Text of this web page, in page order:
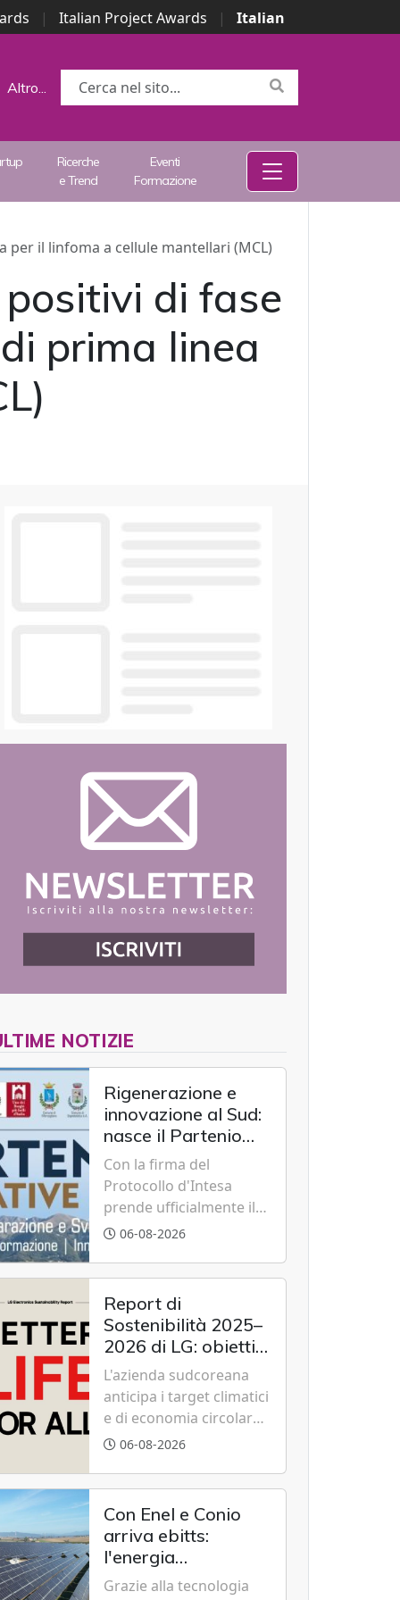
| Italian Project Awards |
Italian
Altro...
Ricerche
e Trend
Eventi
Formazione
per il linfoma a cellule mantellari (MCL)
di fase
prima linea
NOTIZIE
Rigenerazione e
innovazione al Sud:
nasce il Partenio
Creative Hub per il
rilancio del
territorio
Con la firma del
Protocollo d'Intesa
prende ufficialmente il
via il recupero dell'ex
modello di partenariato
pubblico-privato e a una
rete di partner strategici
d'eccellenza.
06-08-2026
Report di
Sostenibilità 2025–
2026 di LG: obiettivi
2030 raggiunti con
cinque anni
d'anticipo
L'azienda sudcoreana
anticipa i target climatici
e di economia circolare,
confermando
a innovazione,
accessibilità e
governance
trasparente.
06-08-2026
Con Enel e Conio
arriva ebitts:
l'energia
rinnovabile entra in
Grazie alla tecnologia